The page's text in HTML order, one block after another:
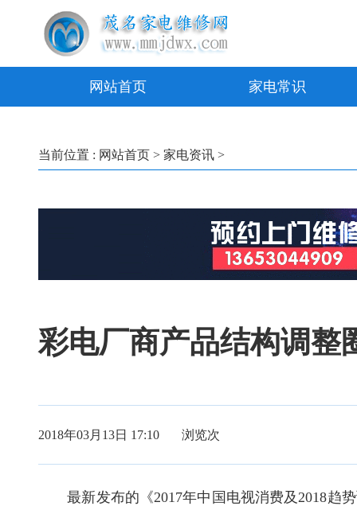
网站首页 家电常识
当前位置 : 网站首页 > 家电资讯 >
彩电厂商产品结构调整
2018年03月13日 17:10 浏览次
最新发布的《2017年中国电视消费及2018趋势